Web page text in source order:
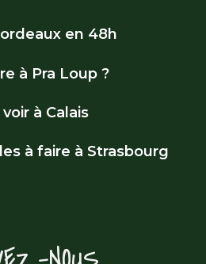
en 48h
à Pra Loup ?
à Calais
à faire à Strasbourg